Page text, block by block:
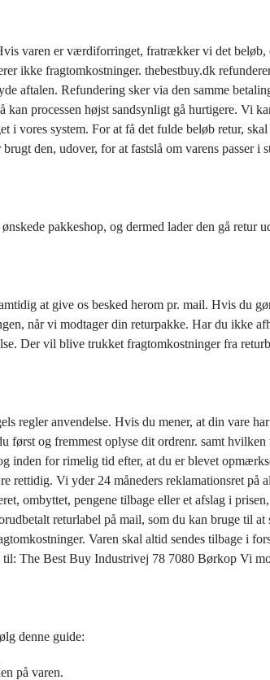
varen er værdiforringet, fratrækker vi det
ikke fragtomkostninger. thebestbuy.dk
aftalen. Refundering sker via den samme
processen højst sandsynligt gå hurtigere. Vi
i vores system. For at få det fulde beløb retur,
den, udover, for at fastslå om varens passer i
pakkeshop, og dermed lader den gå retur
at give os besked herom pr. mail. Hvis du
når vi modtager din returpakke. Har du ikke
Der vil blive trukket fragtomkostninger fra
regler anvendelse. Hvis du mener, at din vare
først og fremmest oplyse dit ordrenr. samt
inden for rimelig tid efter, at du er blevet
rettidig. Vi yder 24 måneders reklamationsret på
ombyttet, pengene tilbage eller et afslag i
returlabel på mail, som du kan bruge til
Varen skal altid sendes tilbage i
The Best Buy Industrivej 78 7080 Børkop Vi
denne guide:
på varen.